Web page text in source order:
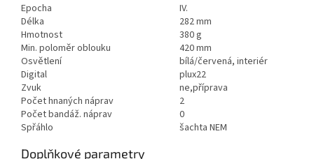
Epocha
IV.
Délka
282 mm
Hmotnost
380 g
Min. poloměr oblouku
420 mm
Osvětlení
bílá/červená, interiér
Digital
plux22
Zvuk
ne,příprava
Počet hnaných náprav
2
Počet bandáž. náprav
0
Spřáhlo
šachta NEM
Doplňkové parametry